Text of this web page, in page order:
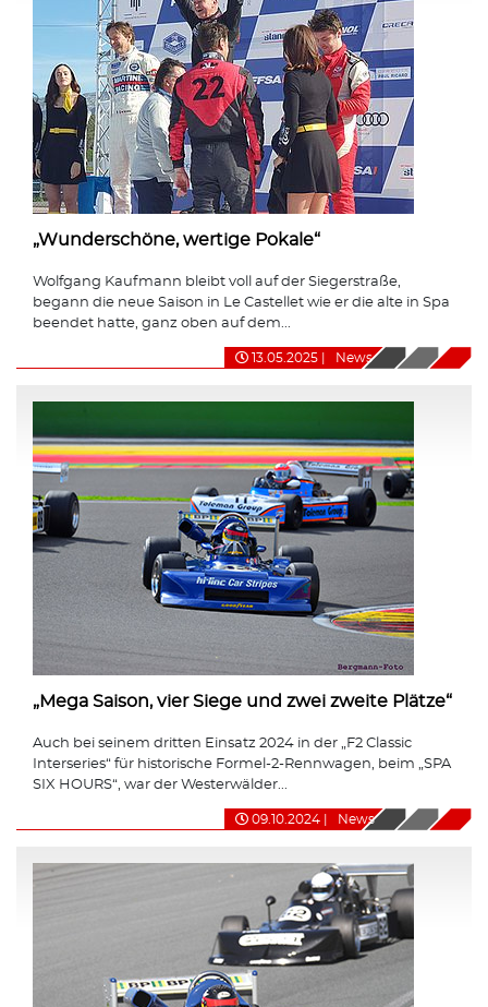
„Wunderschöne, wertige Pokale“
Wolfgang Kaufmann bleibt voll auf der Siegerstraße,
begann die neue Saison in Le Castellet wie er die alte in Spa
beendet hatte, ganz oben auf dem...
13.05.2025 News
„Mega Saison, vier Siege und zwei zweite Plätze“
Auch bei seinem dritten Einsatz 2024 in der „F2 Classic
Interseries“ für historische Formel-2-Rennwagen, beim „SPA
SIX HOURS“, war der Westerwälder...
09.10.2024 News